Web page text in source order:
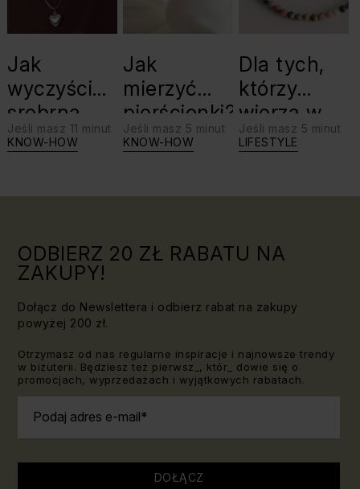
Jak
wyczyścić
srebrną
biżuterię?
Jeśli masz 11 minut
KNOW-HOW
Jak
mierzyć
pierścionki?
Jeśli masz 5 minut
KNOW-HOW
Dla tych,
którzy
wierzą w
swoje siły:
Jeśli masz 5 minut
LIFESTYLE
ODBIERZ 20 ZŁ RABATU NA
ZAKUPY!
Dołącz do Newslettera i odbierz rabat na zakupy
powyżej 200 zł.
Otrzymasz od nas regularne inspiracje i najnowsze trendy
w biżuterii. Będziesz też pierwsz_, któr_ dowie się o
promocjach, wyprzedażach i wyjątkowych rabatach.
Podaj adres e-mail
DOŁĄCZ